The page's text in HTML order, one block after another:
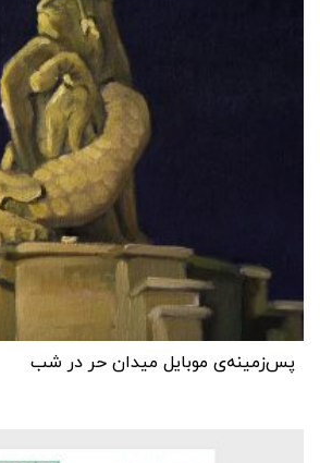
پس‌زمینه‌ی موبایل میدان حر در شب